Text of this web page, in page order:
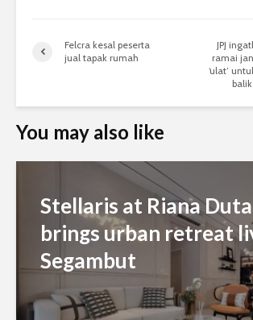
Felcra kesal peserta
jual tapak rumah
JPJ
ramai
‘ulat’
You may also like
Stellaris at Riana
brings urban retreat
Segambut